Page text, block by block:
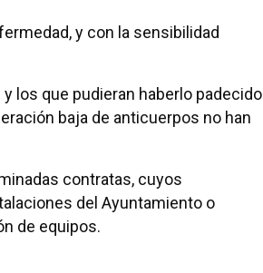
y con la sensibilidad
los que pudieran haberlo padecido
baja de anticuerpos no han
contratas, cuyos
del Ayuntamiento o
de equipos.